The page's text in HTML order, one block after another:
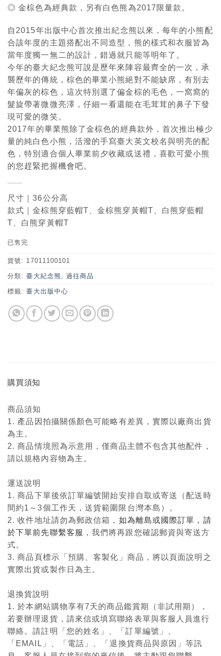
◎ 金棕色為經典款，另有白色熊為2017限量款。
自2015年出版中心首次推出紀念熊以來，每年的小熊配
合該年度的主題搭配出不同造型，熊的樣式和衣服皆為
當年度獨一無二的設計，錯過就只能等明年了。
今年的臺大紀念熊可說是歷年來陣容最齊全的一次，承
襲歷年的傳統，棕色的畢業小熊絕對不能缺席，有別去
年偏灰的棕色，這次特別選了偏金棕的毛色，一窩窩的
髮旋帶著微微亮澤，仔細一看還能在毛茸茸的鼻子下發
現可愛的微笑。
2017年的畢業熊除了金棕色的經典款外，首次推出極少
量的純白色小熊，活潑的手寫臺大英文校名與明亮的配
色，特別適合個人畢業前夕收藏或送禮，喜歡可愛小熊
的您趕緊把握機會吧。
尺寸｜36公分高
款式｜金棕熊穿藍帽T、金棕熊穿黃帽T、白熊穿藍帽
T、白熊穿黃帽T
已售完
貨號: 17011100101
分類:臺大紀念熊 ,過往商品
標籤:臺大出版中心
購買須知
商品須知
1. 產品因拍攝關係顏色可能略有差異，實際以廠商出貨
為主。
2. 商品情境照為示意用，僅商品主體不包含其他配件，
請以規格內容物為主。
運送說明
1. 商品下單後依訂單編號開始安排自取或寄送（配送時
間約1～3個工作天，送貨範圍限台灣本島）。
2. 收件地址請勿為郵政信箱， 如為離島或國際訂單，請
於下單前先聯繫客服 ，我們將再跟您確認郵資與寄送方
式。
3. 商品頁標示「預購、客製化」商品，將以頁面說明之
實際出貨或製作日為主。
退換貨說明
1. 於本網站購物享有7天的商品鑑賞期（非試用期），
若要辦理退貨，請來信或填寫聯絡表單與客服人員進行
聯絡。請註明「您的姓名」、「訂單編號」、
「EMAIL」、「電話」、「退換貨商品與原因」等訊